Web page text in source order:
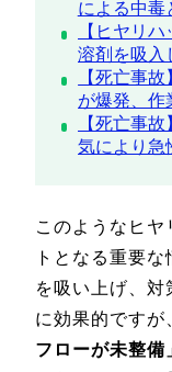
による中毒
【ヒヤリ
溶剤を吸入
【死亡事
が爆発、作
【死亡事
気により急
このようなヒ
トとなる重要
を吸い上げ、
に効果的ですが
フローが未整備